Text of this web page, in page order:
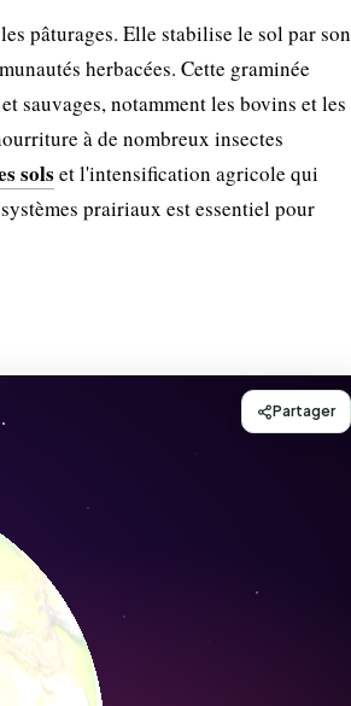
pâturages. Elle stabilise le sol par son
herbacées. Cette graminée
sauvages, notamment les bovins et les
à de nombreux insectes
sols et l'intensification agricole qui
prairiaux est essentiel pour